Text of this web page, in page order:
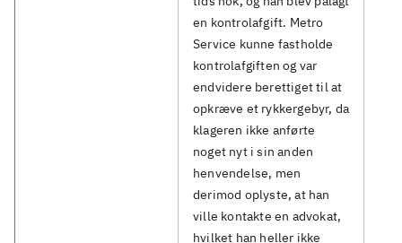
en kontrolafgift. Metro
Service kunne fastholde
kontrolafgiften og var
endvidere berettiget til at
opkræve et rykkergebyr, da
klageren ikke anførte
noget nyt i sin anden
henvendelse, men
derimod oplyste, at han
ville kontakte en advokat,
hvilket han heller ikke